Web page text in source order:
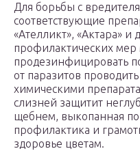
Для борьбы с
соответствующие
«Ателликт», «Актара» и
профилактических
продезинфицировать
от паразитов
химическими
слизней защитит
щебнем, выкопанная
профилактика и
здоровье цветам.